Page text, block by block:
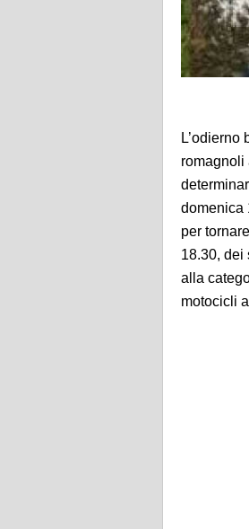
romagnoli
domenica
per
18.30, dei
alla
motocicli